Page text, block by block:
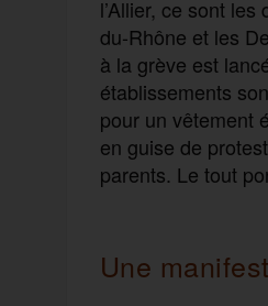
l’Allier, ce sont
du-Rhône et les
à la grève est
établissements
pour un vêtement
en guise de
parents. Le tout
Une